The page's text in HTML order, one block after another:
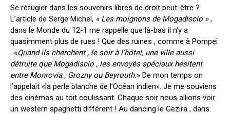
Se réfugier dans les souvenirs libres de droit peut-être ?
L’article de Serge Michel, « Les moignons de Mogadiscio »,
dans le Monde du 12-1 me rappelle que là-bas il n’y a
quasimment plus de rues ! Que des ruines , comme à Pompei
. «Quand ils cherchent , le soir à l’hôtel, une ville aussi
détruite que Mogadiscio , les envoyés spéciaux hésitent
entre Monrovia , Grozny ou Beyrouth.» De mon temps on
l’appelait «la perle blanche de l’Océan indien». Je me souviens
des cinémas au toit coulissant. Chaque soir nous allions voir
un western spaghetti différent ! Au dancing le Gezira , dans